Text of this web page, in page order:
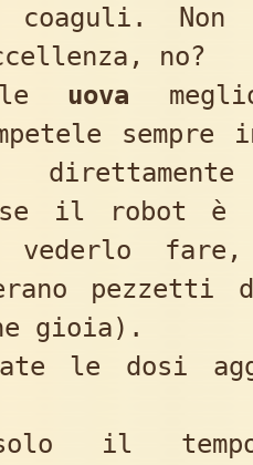
Non
no?
le uova
sempre
se il robot è
fare,
gioia).
le dosi
solo il